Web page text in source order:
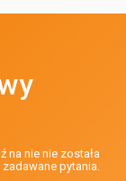
na nie nie została
pytania.